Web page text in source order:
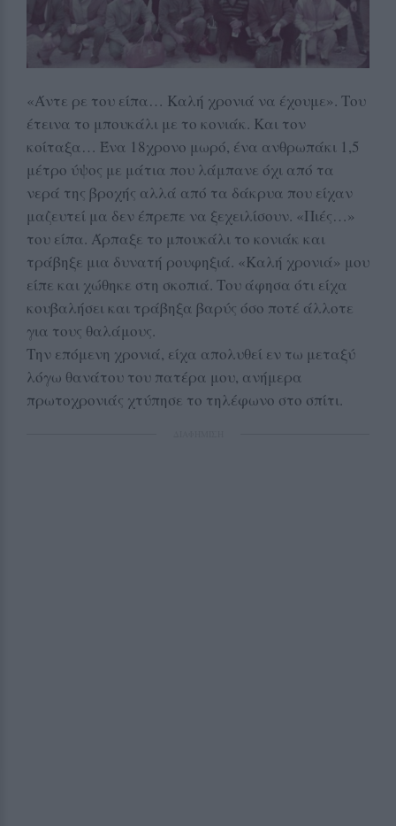
«Άντε ρε του είπα… Καλή χρονιά να έχουμε». Του
έτεινα το μπουκάλι με το κονιάκ. Και τον
κοίταξα… Ένα 18χρονο μωρό, ένα ανθρωπάκι 1,5
μέτρο ύψος με μάτια που λάμπανε όχι από τα
νερά της βροχής αλλά από τα δάκρυα που είχαν
μαζευτεί μα δεν έπρεπε να ξεχειλίσουν. «Πιές…»
του είπα. Άρπαξε το μπουκάλι το κονιάκ και
τράβηξε μια δυνατή ρουφηξιά. «Καλή χρονιά» μου
είπε και χώθηκε στη σκοπιά. Του άφησα ότι είχα
κουβαλήσει και τράβηξα βαρύς όσο ποτέ άλλοτε
για τους θαλάμους.
Την επόμενη χρονιά, είχα απολυθεί εν τω μεταξύ
λόγω θανάτου του πατέρα μου, ανήμερα
πρωτοχρονιάς χτύπησε το τηλέφωνο στο σπίτι.